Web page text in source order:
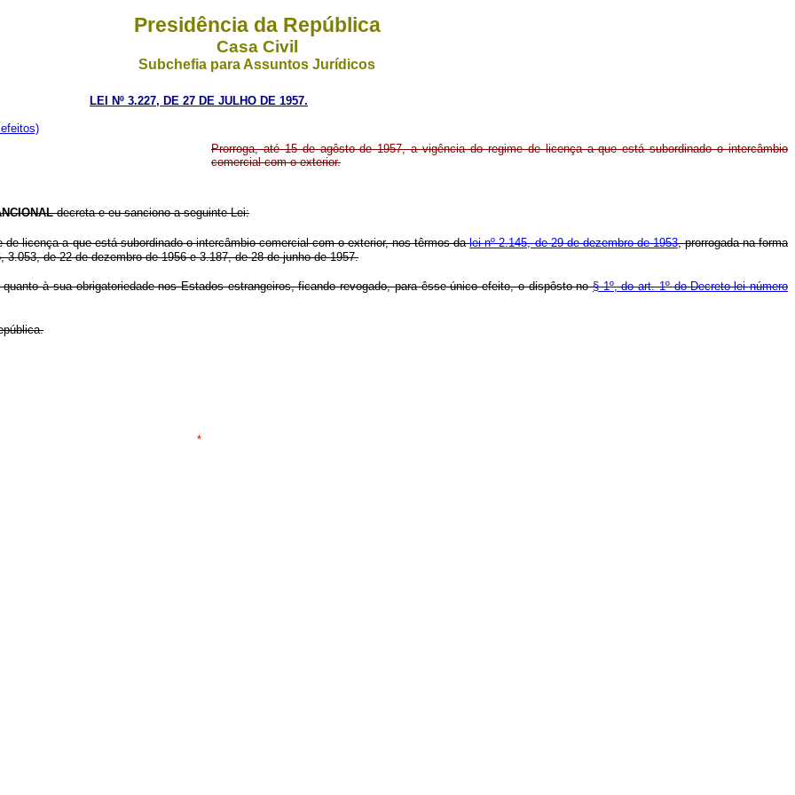
Presidência da República
Casa Civil
Subchefia para Assuntos Jurídicos
LEI Nº 3.227, DE 27 DE JULHO DE 1957.
Prorroga, até 15 de agôsto de 1957, a vigência do regime de licença a que está subordinado o intercâmbio
comercial com o exterior.
decreta e eu sanciono a seguinte Lei:
licença a que está subordinado o intercâmbio comercial com o exterior, nos têrmos dalei nº 2.145, de 29 de dezembro de 1953, prorrogada na forma
de 22 de dezembro de 1956 e 3.187, de 28 de junho de 1957.
à sua obrigatoriedade nos Estados estrangeiros, ficando revogado, para êsse único efeito, o dispôsto no§ 1º, do art. 1º do Decreto-lei número
*